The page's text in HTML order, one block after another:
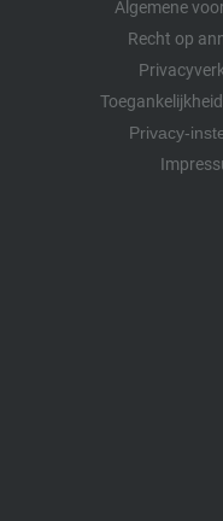
Algemene
Recht op
Privacy-